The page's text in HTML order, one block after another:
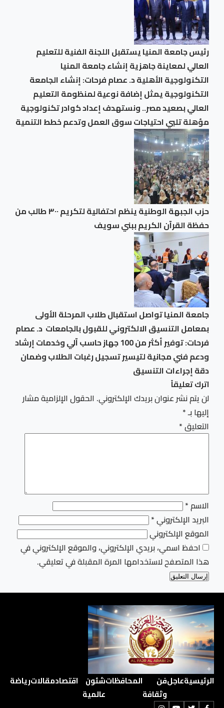
رئيس جامعة المنيا يستقبل اللجنة الفنية للتعليم
العالي لمعاينة جاهزية إنشاء جامعة المنيا
التكنولوجية الأهلية د. عصام فرحات: إنشاء الجامعة
التكنولوجية يمثل إضافة نوعية لمنظومة التعليم
العالي بصعيد مصر.. ونستهدف إعداد كوادر تكنولوجية
مؤهلة تلبي احتياجات سوق العمل وتدعم خطط التنمية
حزب الجبهة الوطنية ينظم احتفالية لتكريم ٣٠٠ طالب من
حفظة القرآن الكريم ببني سويف
جامعة المنيا تواصل استقبال طلاب المرحلة الأولى
بمعامل التنسيق الالكتروني للقبول بالجامعات د. عصام
فرحات: توفير أكثر من 100 جهاز حاسب آلي وخدمات إرشاد
ودعم فني مجانية لتيسير تسجيل رغبات الطلاب وضمان
دقة إجراءات التنسيق
اترك تعليقاً
لن يتم نشر عنوان بريدك الإلكتروني. الحقول الإلزامية مشار
إليها بـ*
التعليق*
الاسم*
البريد الإلكتروني*
الموقع الإلكتروني
احفظ اسمي، بريدي الإلكتروني، والموقع الإلكتروني في
هذا المتصفح لاستخدامها المرة المقبلة في تعليقي.
الرئيسيةعاجلفن
وثقافة
المحافظاتشئون
عالمية
اقتصادمقالاترياضة